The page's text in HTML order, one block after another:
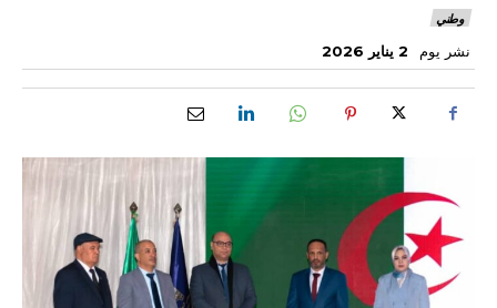
وطني
نشر يوم 2 يناير 2026